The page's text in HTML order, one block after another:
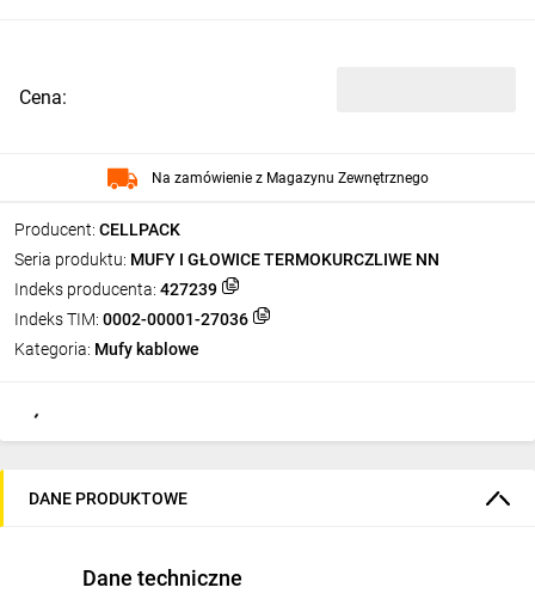
Producent: CELLPACK
Seria produktu: MUFY I GŁOWICE TERMOKURCZLIWE NN
Indeks producenta: 427239
Indeks TIM: 0002-00001-27036
Kategoria: Mufy kablowe
Cena:
Na zamówienie z Magazynu Zewnętrznego
DANE PRODUKTOWE
Dane techniczne